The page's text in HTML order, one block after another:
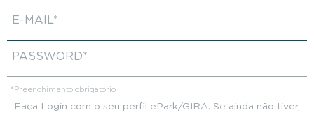
E-MAIL
PASSWORD
*Preenchimento obrigatório
Faça Login com o seu perfil ePark/GIRA. Se ainda não tiver,